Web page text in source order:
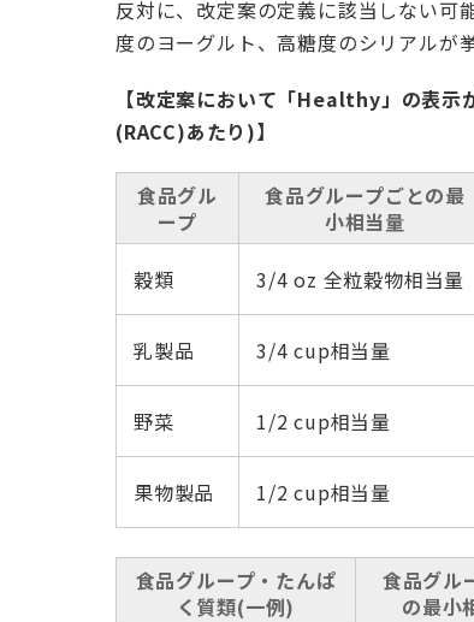
反対に、改定案の定義に該当しない
度のヨーグルト、高糖度のシリアルが
【改定案において「Healthy」の表示
(RACC)あたり)】
食品グル
ープ
食品グループごとの最
小相当量
穀類
3/4 oz 全粒穀物相当量
乳製品 3/4 cup相当量
野菜 1/2 cup相当量
果物製品 1/2 cup相当量
食品グループ・たんぱ
く質類(一例)
食品グル
の最小